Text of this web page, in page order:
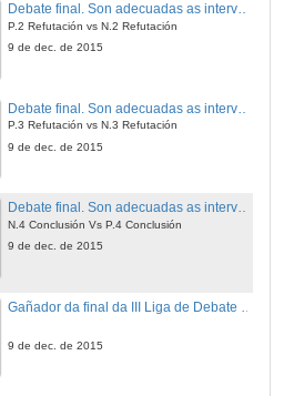
Debate final. Son adecuadas as intervencións militares como medio para combatir o terrorismo?
P.2 Refutación vs N.2 Refutación
9 de dec. de 2015
P.3 Refutación vs N.3 Refutación
9 de dec. de 2015
Debate final. Son adecuadas as intervencións militares como medio para combatir o terrorismo?
N.4 Conclusión Vs P.4 Conclusión
9 de dec. de 2015
9 de dec. de 2015